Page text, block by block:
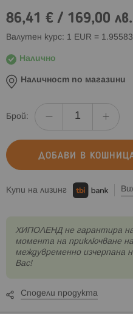
86,41 € / 169,00 лв.
Валутен курс: 1 EUR =
Налично
Наличност по магазини
Брой:
ДОБАВИ В
Купи на лизинг
XИПОЛЕНД не гарантира
момента на приключване
междувременно изчерпана
Вас!
Сподели продукта